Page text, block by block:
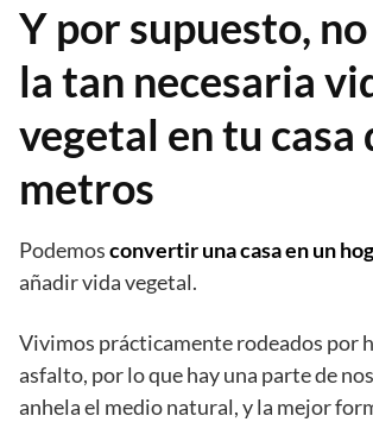
Y por supuesto,
la tan necesaria
vegetal en tu casa
metros
Podemosconvertir una casa en un
añadir vida vegetal.
Vivimos prácticamente rodeados por
asfalto, por lo que hay una parte de
anhela el medio natural, y la mejor